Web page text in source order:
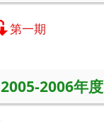
第一期
2005-2006年度